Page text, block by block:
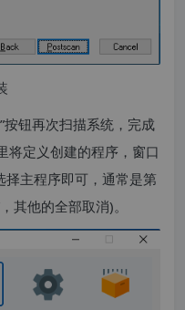
按钮再次扫描系统，完成
将定义创建的程序，窗口
择主程序即可，通常是第
其他的全部取消)。